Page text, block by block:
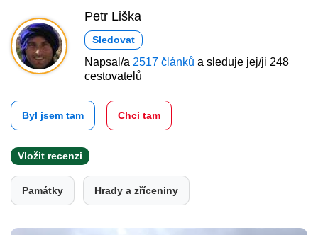
Petr Liška
Sledovat
Napsal/a 2517 článků a sleduje jej/ji 248
cestovatelů
Byl jsem tam Chci tam
Vložit recenzi
Památky Hrady a zříceniny